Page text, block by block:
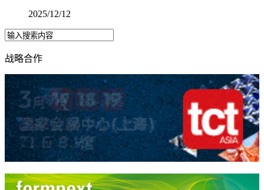
2025/12/12
战略合作